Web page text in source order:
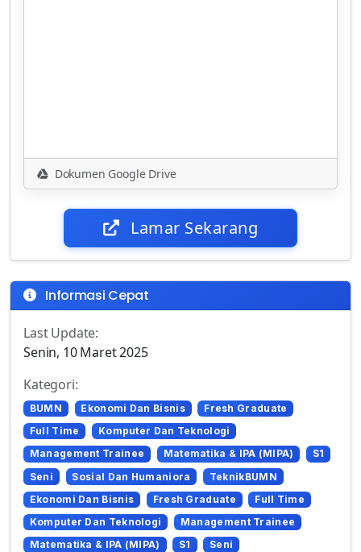
Dokumen Google Drive
Lamar Sekarang
Informasi Cepat
Last Update:
Senin, 10 Maret 2025
Kategori:
BUMN Ekonomi Dan Bisnis
Fresh Graduate
Full Time
Komputer Dan Teknologi
Management Trainee
Matematika & IPA (MIPA)
S1
Seni
Sosial Dan Humaniora
TeknikBUMN
Ekonomi Dan Bisnis
Fresh Graduate
Full Time
Komputer Dan Teknologi
Management Trainee
Matematika & IPA (MIPA)
S1
Seni